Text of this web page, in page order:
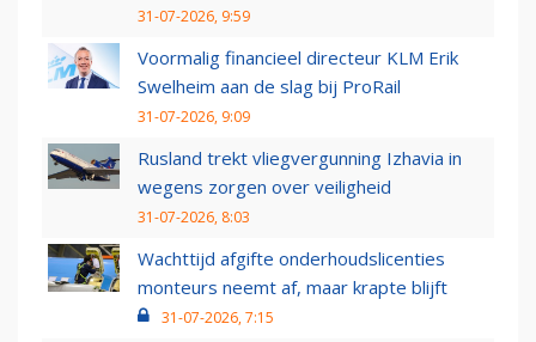
31-07-2026, 9:59
Voormalig financieel directeur KLM Erik
Swelheim aan de slag bij ProRail
31-07-2026, 9:09
Rusland trekt vliegvergunning Izhavia in
wegens zorgen over veiligheid
31-07-2026, 8:03
Wachttijd afgifte onderhoudslicenties
monteurs neemt af, maar krapte blijft
31-07-2026, 7:15